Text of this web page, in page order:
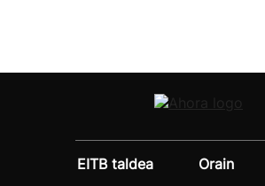
EITB taldea
Orain